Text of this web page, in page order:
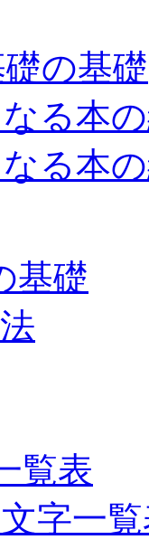
の基礎
る本
る本
基礎
覧表
字一